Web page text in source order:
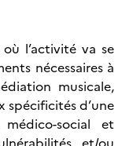
l’activité va se
nécessaires à
musicale,
d’une
social et